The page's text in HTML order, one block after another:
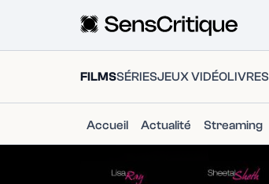
FILMSSÉRIESJEUX VIDÉOLIVRES
Accueil Actualité Streaming